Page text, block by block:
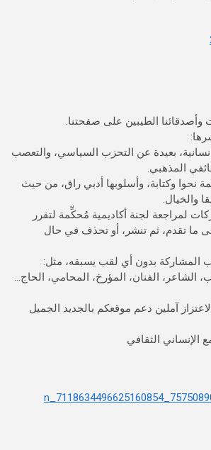
وأصدقائنا الطيبين على صفحتنا.
إنسانية، بعيدة عن التحزب السياسي، والتعصب
المذهبي.
نحوا وكتابة، وأسلوبها أدبي راق، من حيث
والخيال.
لمراجعة لجنة أكاديمية مُحكِّمة لتقرر
ما تقدم، ثم تنشر، أو تحذف في حال
المشاركة بدون أي لقب يسبقه، مثل:
الشاعر، الفنان، المؤرخ، المحامي، الحاج…
آملين دعم موقعكم بالجديد الجميل
الإنساني الثقافي